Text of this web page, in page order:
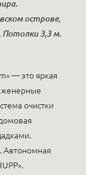
острове,
Потолки 3,3 м.
— это яркая
очистки
Автономная